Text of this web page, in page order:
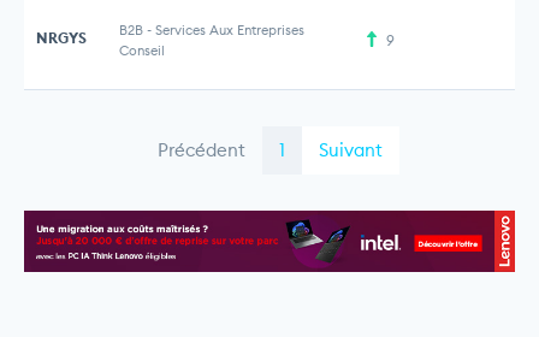
NRGYS B2B - Services Aux Entreprises
Conseil
9
Précédent 1 Suivant